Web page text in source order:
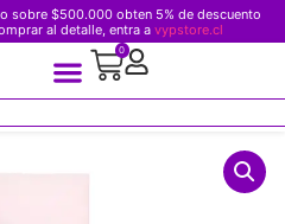
sobre $500.000 obten 5% de descuento
al detalle, entra a vypstore.cl
0